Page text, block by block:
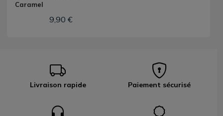
Caramel
9,90 €
Livraison rapide Paiement sécurisé